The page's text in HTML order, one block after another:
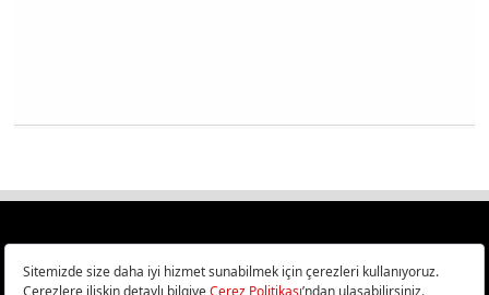
Türkiye